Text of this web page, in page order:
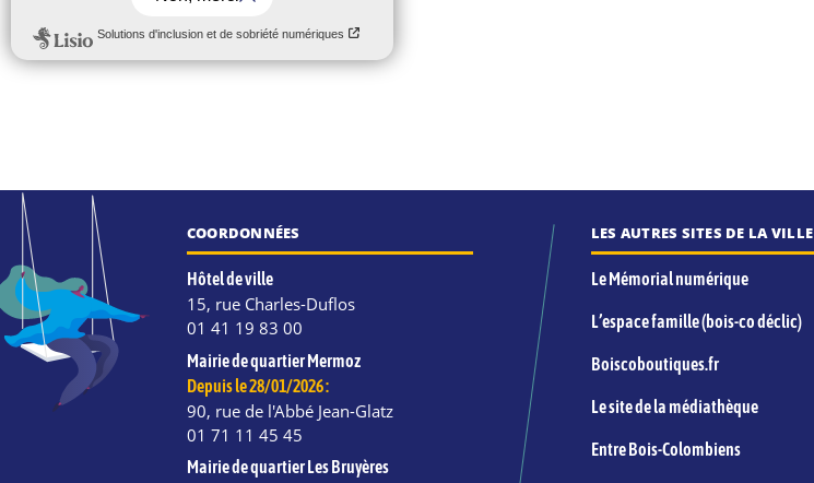
COORDONNÉES
Hôtel de ville
15, rue Charles-Duflos
01 41 19 83 00
Mairie de quartier Mermoz
Depuis le 28/01/2026 :
90, rue de l'Abbé Jean-Glatz
01 71 11 45 45
Mairie de quartier Les Bruyères
LES AUTRES SITES DE LA VILLE
Le Mémorial numérique
L’espace famille (bois-co déclic)
Boiscoboutiques.fr
Le site de la médiathèque
Entre Bois-Colombiens